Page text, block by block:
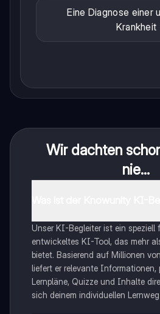
Eine Diagnose einer
Krankheit
Wir dachten
nie...
Unser KI-Begleiter ist ein speziell
entwickeltes KI-Tool, das mehr
bietet. Basierend auf Millionen
liefert er relevante Informationen,
Lernpläne, Quizze und Inhalte
sich deinem individuellen